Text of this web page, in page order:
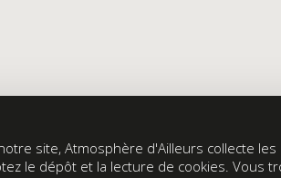
site, Atmosphère d'Ailleurs collecte
le dépôt et la lecture de cookies.